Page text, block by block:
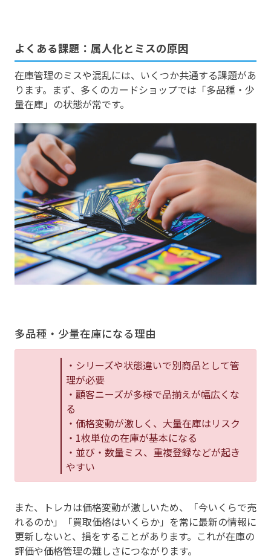
よくある課題：属人化とミスの原因
在庫管理のミスや混乱には、いくつか共通する課題があ
ります。まず、多くのカードショップでは「多品種・少
量在庫」の状態が常です。
多品種・少量在庫になる理由
・シリーズや状態違いで別商品として管
理が必要
・顧客ニーズが多様で品揃えが幅広くな
る
・価格変動が激しく、大量在庫はリスク
・1枚単位の在庫が基本になる
・並び・数量ミス、重複登録などが起き
やすい
また、トレカは価格変動が激しいため、「今いくらで売
れるのか」「買取価格はいくらか」を常に最新の情報に
更新しないと、損をすることがあります。これが在庫の
評価や価格管理の難しさにつながります。